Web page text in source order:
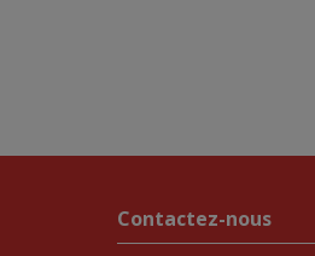
Contactez-nous